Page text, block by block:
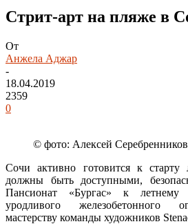
Стрит-арт на пляже в
От
Анжела Аджар
-
18.04.2019
2359
0
© фото: Алексей Серебренников
Сочи активно готовится к старту
должны быть доступными,
Пансионат «Бургас» к летнему
уродливого железобетонного
мастерству команды художников